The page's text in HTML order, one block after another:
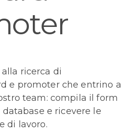
ricerca di
e promoter che entrino a
team: compila il form
e ricevere le
di lavoro.